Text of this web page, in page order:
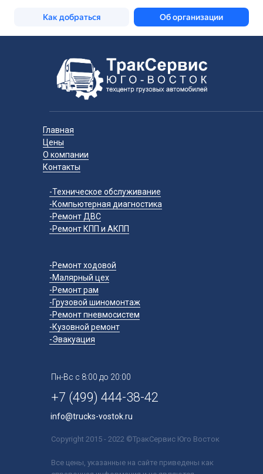
-Техническое обслуживание
-Компьютерная диагностика
-Ремонт ДВС
-Ремонт КПП и АКПП
-Ремонт ходовой
-Малярный цех
-Ремонт рам
-Грузовой шиномонтаж
-Ремонт пневмосистем
-Кузовной ремонт
-Эвакуация
+7 (499) 444-38-42
Главная
Цены
О компании
Контакты
Пн-Вс с 8:00 до 20:00
Copyright 2015 - 2022 ©ТракСервис Юго Восток
Все цены, указанные на сайте приведены как
info@trucks-vostok.ru